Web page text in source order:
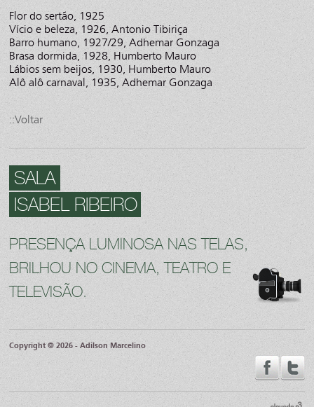
Flor do sertão, 1925
Vício e beleza, 1926, Antonio Tibiriça
Barro humano, 1927/29, Adhemar Gonzaga
Brasa dormida, 1928, Humberto Mauro
Lábios sem beijos, 1930, Humberto Mauro
Alô alô carnaval, 1935, Adhemar Gonzaga
::Voltar
SALA
ISABEL RIBEIRO
PRESENÇA LUMINOSA NAS TELAS,
BRILHOU NO CINEMA, TEATRO E
TELEVISÃO.
Copyright © 2026 - Adilson Marcelino